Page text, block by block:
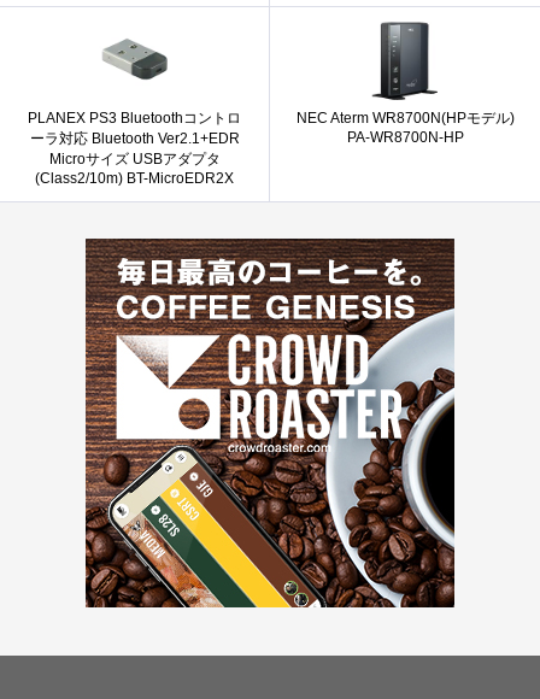
PLANEX PS3 Bluetoothコントロ
ーラ対応 Bluetooth Ver2.1+EDR
Microサイズ USBアダプタ
(Class2/10m) BT-MicroEDR2X
NEC Aterm WR8700N(HPモデル)
PA-WR8700N-HP